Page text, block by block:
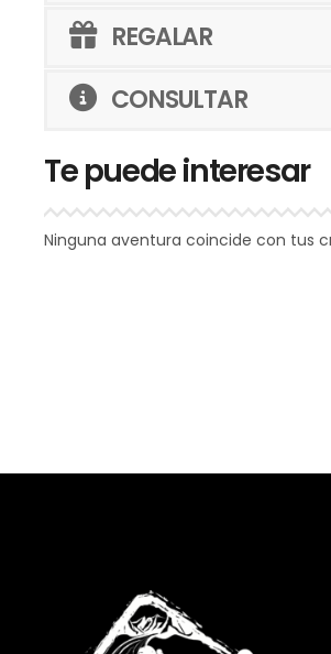
REGALAR
CONSULTAR
Te puede interesar
Ninguna aventura coincide con tus